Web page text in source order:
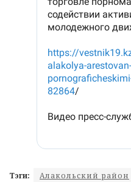
Тэги: Алакольский район